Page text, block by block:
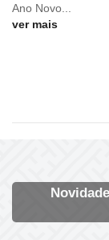
Ano Novo...
ver mais